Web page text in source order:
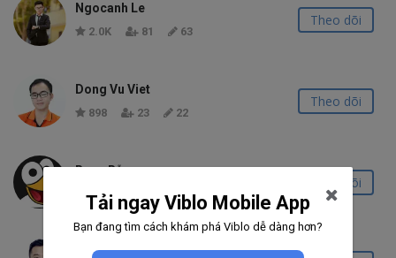
Ngocanh Le
2.0K 81 63
Theo dõi
Dong Vu Viet
898 23 22
Theo dõi
Bụng Rỗng
3.1K 46
Theo dõi
Ngo Van Thien
Tải ngay Viblo Mobile App
Bạn đang tìm cách khám phá Viblo dễ dàng hơn?